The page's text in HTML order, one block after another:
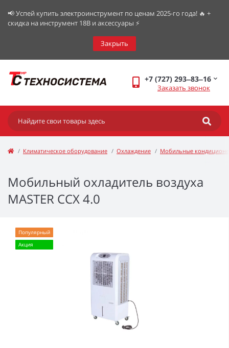
📢 Успей купить электроинструмент по ценам 2025-го года! 🔥 +
скидка на инструмент 18В и аксессуары ⚡️
Закрыть
+7 (727) 293‒83‒16
Заказать звонок
Климатическое оборудование Охлаждение Мобильные
Мобильный охладитель воздуха
MASTER CCX 4.0
Популярный
Акция